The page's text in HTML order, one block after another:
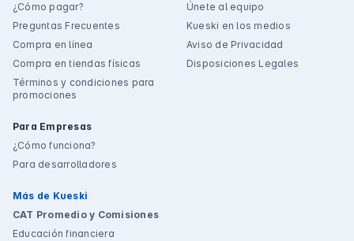
¿Cómo pagar?
Preguntas Frecuentes
Compra en línea
Compra en tiendas físicas
Términos y condiciones para
promociones
Para Empresas
¿Cómo funciona?
Para desarrolladores
Únete al equipo
Kueski en los medios
Aviso de Privacidad
Disposiciones Legales
Más de Kueski
CAT Promedio y Comisiones
Educación financiera